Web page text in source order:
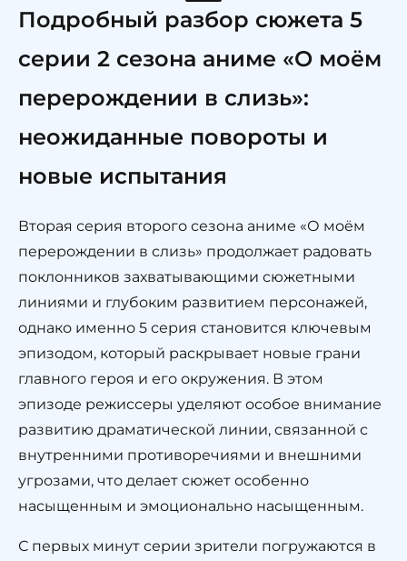
Подробный разбор сюжета 5
серии 2 сезона аниме «О моём
перерождении в слизь»:
неожиданные повороты и
новые испытания
Вторая серия второго сезона аниме «О моём
перерождении в слизь» продолжает радовать
поклонников захватывающими сюжетными
линиями и глубоким развитием персонажей,
однако именно 5 серия становится ключевым
эпизодом, который раскрывает новые грани
главного героя и его окружения. В этом
эпизоде режиссеры уделяют особое внимание
развитию драматической линии, связанной с
внутренними противоречиями и внешними
угрозами, что делает сюжет особенно
насыщенным и эмоционально насыщенным.
С первых минут серии зрители погружаются в